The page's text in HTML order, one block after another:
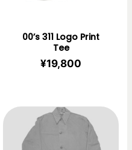
00’s 311 Logo Print
Tee
¥19,800